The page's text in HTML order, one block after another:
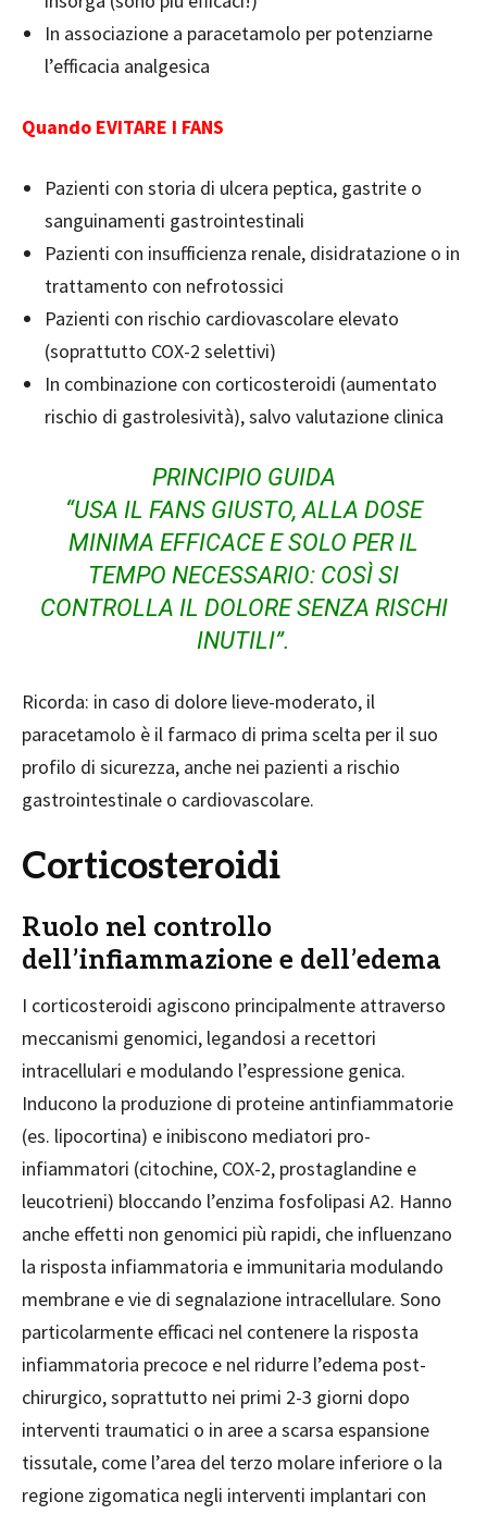
In associazione a paracetamolo per potenziarne
l’efficacia analgesica
Quando EVITARE I FANS
Pazienti con storia di ulcera peptica, gastrite o
sanguinamenti gastrointestinali
Pazienti con insufficienza renale, disidratazione o in
trattamento con nefrotossici
Pazienti con rischio cardiovascolare elevato
(soprattutto COX-2 selettivi)
In combinazione con corticosteroidi (aumentato
rischio di gastrolesività), salvo valutazione clinica
PRINCIPIO GUIDA
“USA IL FANS GIUSTO, ALLA DOSE
MINIMA EFFICACE E SOLO PER IL
TEMPO NECESSARIO: COSÌ SI
CONTROLLA IL DOLORE SENZA RISCHI
INUTILI”.
Ricorda: in caso di dolore lieve-moderato, il
paracetamolo è il farmaco di prima scelta per il suo
profilo di sicurezza, anche nei pazienti a rischio
gastrointestinale o cardiovascolare.
Corticosteroidi
Ruolo nel controllo
dell’infiammazione e dell’edema
I corticosteroidi agiscono principalmente attraverso
meccanismi genomici, legandosi a recettori
intracellulari e modulando l’espressione genica.
Inducono la produzione di proteine antinfiammatorie
(es. lipocortina) e inibiscono mediatori pro-
infiammatori (citochine, COX-2, prostaglandine e
leucotrieni) bloccando l’enzima fosfolipasi A2. Hanno
anche effetti non genomici più rapidi, che influenzano
la risposta infiammatoria e immunitaria modulando
membrane e vie di segnalazione intracellulare. Sono
particolarmente efficaci nel contenere la risposta
infiammatoria precoce e nel ridurre l’edema post-
chirurgico, soprattutto nei primi 2-3 giorni dopo
interventi traumatici o in aree a scarsa espansione
tissutale, come l’area del terzo molare inferiore o la
regione zigomatica negli interventi implantari con